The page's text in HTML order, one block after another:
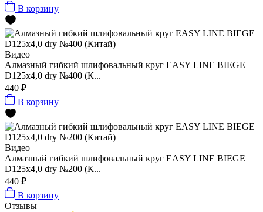
В корзину
Видео
Алмазный гибкий шлифовальный круг EASY LINE BIEGE
D125x4,0 dry №400 (К...
440 ₽
В корзину
Видео
Алмазный гибкий шлифовальный круг EASY LINE BIEGE
D125x4,0 dry №200 (К...
440 ₽
В корзину
Отзывы